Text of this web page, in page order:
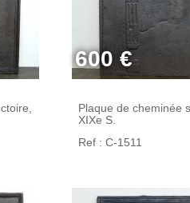
600 €
Plaque de cheminée
XIXe S.
Ref : C-1511